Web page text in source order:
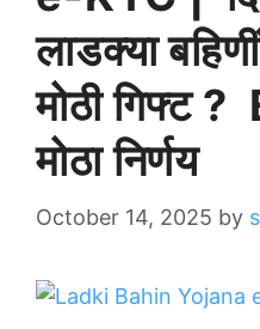
लाडक्या
मोठी गिफ्ट
मोठा निर्णय
October 14, 2025 by